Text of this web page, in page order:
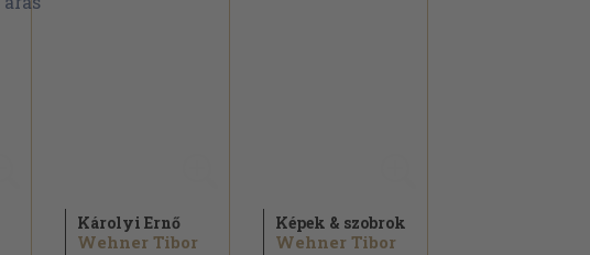
Károlyi Ernő
Wehner Tibor
Képek & szobrok
Wehner Tibor